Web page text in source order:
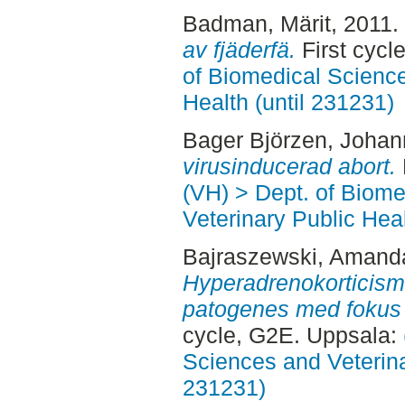
Badman, Märit, 2011.
av fjäderfä. First
of Biomedical
Health (until 231231)
Bager Björzen,
virusinducerad abort.
(VH) > Dept. of
Veterinary Public
Bajraszewski,
patogenes med
cycle, G2E. Uppsala:
Sciences and
231231)